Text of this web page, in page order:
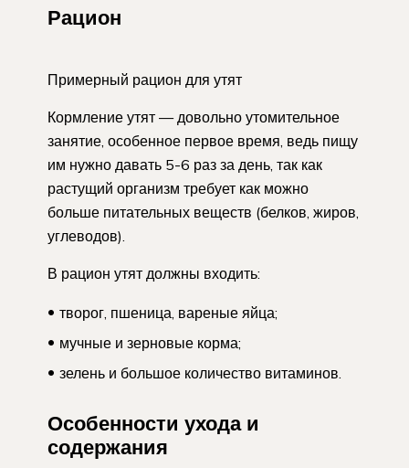
Рацион
Примерный рацион для утят
Кормление утят — довольно утомительное
занятие, особенное первое время, ведь пищу
им нужно давать 5-6 раз за день, так как
растущий организм требует как можно
больше питательных веществ (белков, жиров,
углеводов).
В рацион утят должны входить:
творог, пшеница, вареные яйца;
мучные и зерновые корма;
зелень и большое количество витаминов.
Особенности ухода и
содержания